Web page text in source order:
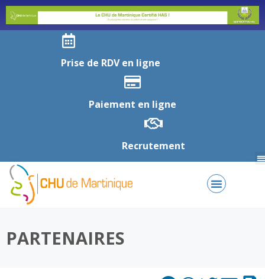
Prise de RDV en ligne
Paiement en ligne
Recrutement
PARTENAIRES